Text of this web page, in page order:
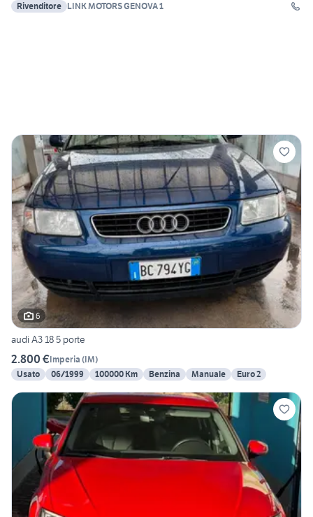
Rivenditore LINK MOTORS GENOVA 1
6
audi A3 18 5 porte
2.800 €Imperia (IM)
Usato
06/1999 100000 Km Benzina Manuale Euro 2